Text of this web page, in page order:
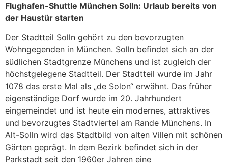
Flughafen-Shuttle München Solln: Urlaub bereits von
der Haustür starten
Der Stadtteil Solln gehört zu den bevorzugten
Wohngegenden in München. Solln befindet sich an der
südlichen Stadtgrenze Münchens und ist zugleich der
höchstgelegene Stadtteil. Der Stadtteil wurde im Jahr
1078 das erste Mal als „de Solon“ erwähnt. Das früher
eigenständige Dorf wurde im 20. Jahrhundert
eingemeindet und ist heute ein modernes, attraktives
und bevorzugtes Stadtviertel am Rande Münchens. In
Alt-Solln wird das Stadtbild von alten Villen mit schönen
Gärten geprägt. In dem Bezirk befindet sich in der
Parkstadt seit den 1960er Jahren eine